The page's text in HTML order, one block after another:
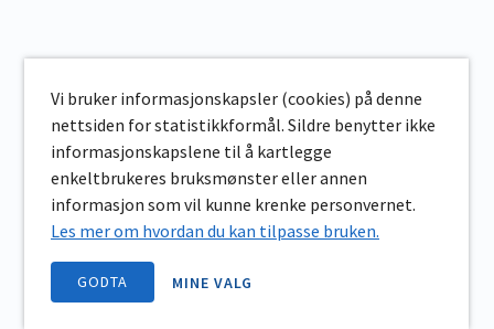
Vi bruker informasjonskapsler (cookies) på denne
nettsiden for statistikkformål. Sildre benytter ikke
informasjonskapslene til å kartlegge
enkeltbrukeres bruksmønster eller annen
informasjon som vil kunne krenke personvernet.
Les mer om hvordan du kan tilpasse bruken.
GODTA MINE VALG